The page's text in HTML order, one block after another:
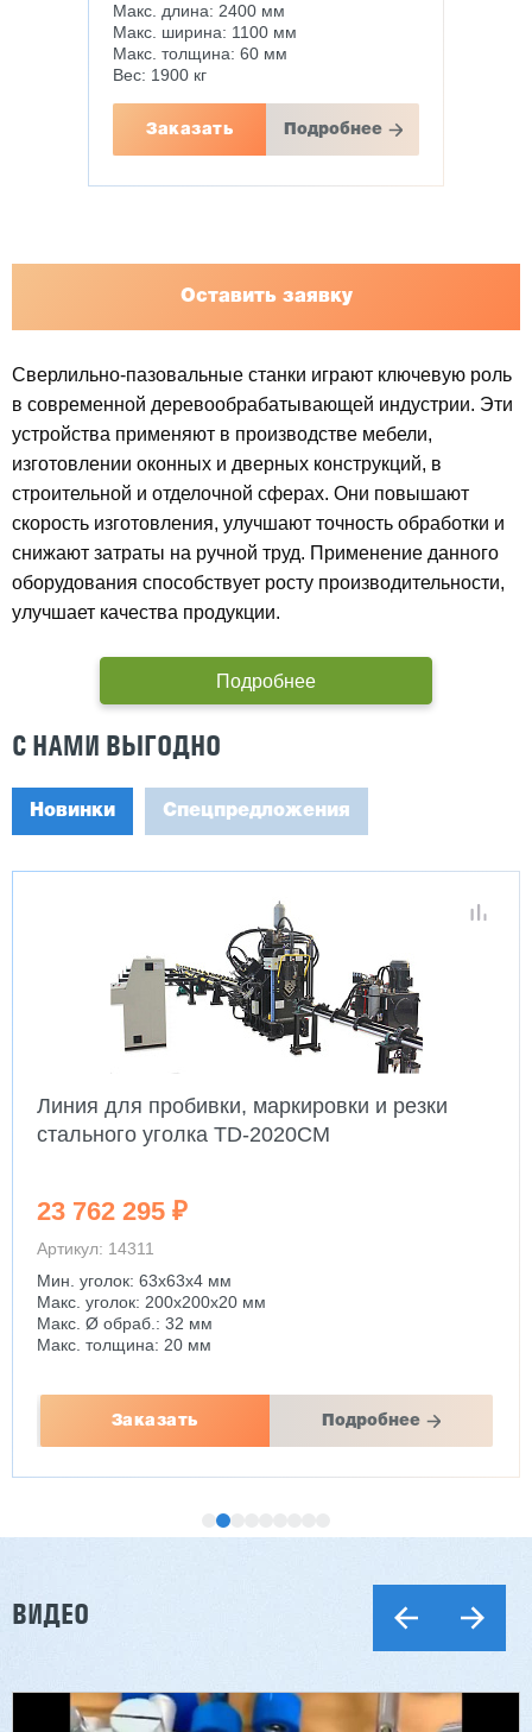
Макс. длина: 2400 мм
Макс. ширина: 1100 мм
Макс. толщина: 60 мм
Вес: 1900 кг
Заказать Подробнее
Оставить заявку
Сверлильно-пазовальные станки играют ключевую роль
в современной деревообрабатывающей индустрии. Эти
устройства применяют в производстве мебели,
изготовлении оконных и дверных конструкций, в
строительной и отделочной сферах. Они повышают
скорость изготовления, улучшают точность обработки и
снижают затраты на ручной труд. Применение данного
оборудования способствует росту производительности,
улучшает качества продукции.
Подробнее
С НАМИ ВЫГОДНО
Новинки Спецпредложения
Линия для пробивки, маркировки и резки
стального уголка TD-2020CM
23 762 295 ₽
Артикул: 14311
Мин. уголок: 63x63x4 мм
Макс. уголок: 200x200x20 мм
Макс. Ø обраб.: 32 мм
Макс. толщина: 20 мм
Заказать Подробнее
Двухсторонний шипорез MX6015
ВИДЕО